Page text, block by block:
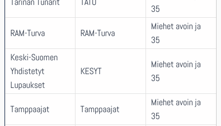
35
RAM-Turva RAM-Turva
Miehet avoin ja
35
Keski-Suomen
Yhdistetyt
Lupaukset
KESYT
Miehet avoin ja
35
Tamppaajat Tamppaajat
Miehet avoin ja
35